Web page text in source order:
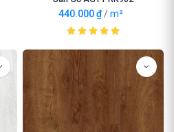
440.000₫ /m²